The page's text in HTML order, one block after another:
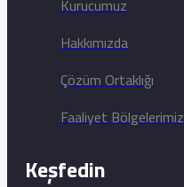
Kurucumuz
Hakkımızda
Çözüm Ortaklığı
Faaliyet Bölgelerimiz
Keşfedin